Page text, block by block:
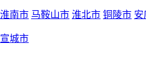
淮南市 马鞍山市 淮北市 铜陵市 安
宣城市